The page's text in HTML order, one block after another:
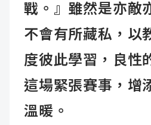
戰。』雖然是亦敵
不會有所藏私，以
度彼此學習，良性
這場緊張賽事，增
溫暖。